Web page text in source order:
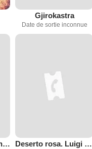
Gjirokastra
Date de sortie inconnue
Il nous faut du bonheur Deserto rosa. Luigi Ghirri